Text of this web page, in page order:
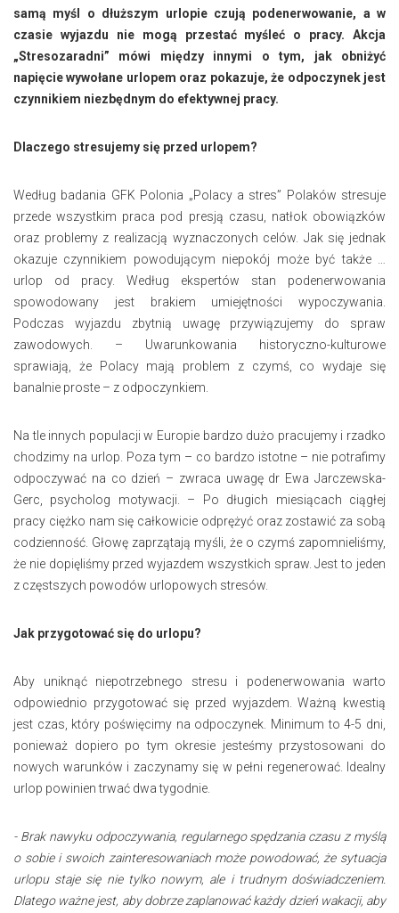
samą myśl o dłuższym urlopie czują podenerwowanie, a w
czasie wyjazdu nie mogą przestać myśleć o pracy. Akcja
„Stresozaradni” mówi między innymi o tym, jak obniżyć
napięcie wywołane urlopem oraz pokazuje, że odpoczynek jest
czynnikiem niezbędnym do efektywnej pracy.
Dlaczego stresujemy się przed urlopem?
Według badania GFK Polonia „Polacy a stres” Polaków stresuje
przede wszystkim praca pod presją czasu, natłok obowiązków
oraz problemy z realizacją wyznaczonych celów. Jak się jednak
okazuje czynnikiem powodującym niepokój może być także …
urlop od pracy. Według ekspertów stan podenerwowania
spowodowany jest brakiem umiejętności wypoczywania.
Podczas wyjazdu zbytnią uwagę przywiązujemy do spraw
zawodowych. – Uwarunkowania historyczno-kulturowe
sprawiają, że Polacy mają problem z czymś, co wydaje się
banalnie proste – z odpoczynkiem.
Na tle innych populacji w Europie bardzo dużo pracujemy i rzadko
chodzimy na urlop. Poza tym – co bardzo istotne – nie potrafimy
odpoczywać na co dzień – zwraca uwagę dr Ewa Jarczewska-
Gerc, psycholog motywacji. – Po długich miesiącach ciągłej
pracy ciężko nam się całkowicie odprężyć oraz zostawić za sobą
codzienność. Głowę zaprzątają myśli, że o czymś zapomnieliśmy,
że nie dopięliśmy przed wyjazdem wszystkich spraw. Jest to jeden
z częstszych powodów urlopowych stresów.
Jak przygotować się do urlopu?
Aby uniknąć niepotrzebnego stresu i podenerwowania warto
odpowiednio przygotować się przed wyjazdem. Ważną kwestią
jest czas, który poświęcimy na odpoczynek. Minimum to 4-5 dni,
ponieważ dopiero po tym okresie jesteśmy przystosowani do
nowych warunków i zaczynamy się w pełni regenerować. Idealny
urlop powinien trwać dwa tygodnie.
- Brak nawyku odpoczywania, regularnego spędzania czasu z myślą
o sobie i swoich zainteresowaniach może powodować, że sytuacja
urlopu staje się nie tylko nowym, ale i trudnym doświadczeniem.
Dlatego ważne jest, aby dobrze zaplanować każdy dzień wakacji, aby